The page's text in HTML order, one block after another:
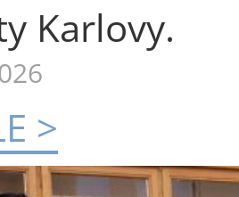
Karlovy.
>